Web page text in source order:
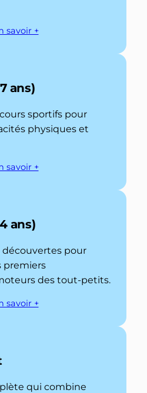
savoir +
ans)
sportifs pour
physiques et
savoir +
ans)
découvertes pour
premiers
des tout-petits.
savoir +
qui combine